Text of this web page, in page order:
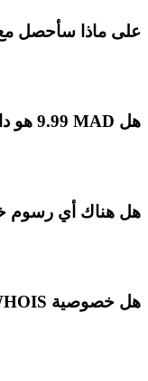
على ماذا سأحصل
هل MAD ⁦9.99⁩ هو دائماً سعر السنة الأولى؟
هل هناك أي رسوم
هل خصوصية WHOIS متضمنة؟